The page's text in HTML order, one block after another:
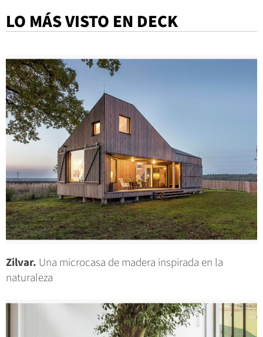
LO MÁS VISTO EN DECK
Zilvar. Una microcasa de madera inspirada en la
naturaleza